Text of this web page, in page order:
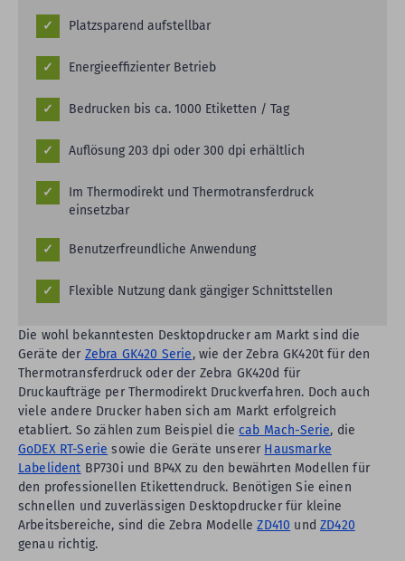
Platzsparend aufstellbar
Energieeffizienter Betrieb
Bedrucken bis ca. 1000 Etiketten / Tag
Auflösung 203 dpi oder 300 dpi erhältlich
Im Thermodirekt und Thermotransferdruck
einsetzbar
Benutzerfreundliche Anwendung
Flexible Nutzung dank gängiger Schnittstellen
Die wohl bekanntesten Desktopdrucker am Markt sind die
Geräte der Zebra GK420 Serie, wie der Zebra GK420t für den
Thermotransferdruck oder der Zebra GK420d für
Druckaufträge per Thermodirekt Druckverfahren. Doch auch
viele andere Drucker haben sich am Markt erfolgreich
etabliert. So zählen zum Beispiel diecab Mach-Serie, die
GoDEX RT-Serie sowie die Geräte unserer Hausmarke
Labelident BP730i und BP4X zu den bewährten Modellen für
den professionellen Etikettendruck. Benötigen Sie einen
schnellen und zuverlässigen Desktopdrucker für kleine
Arbeitsbereiche, sind die Zebra ModelleZD410 undZD420
genau richtig.